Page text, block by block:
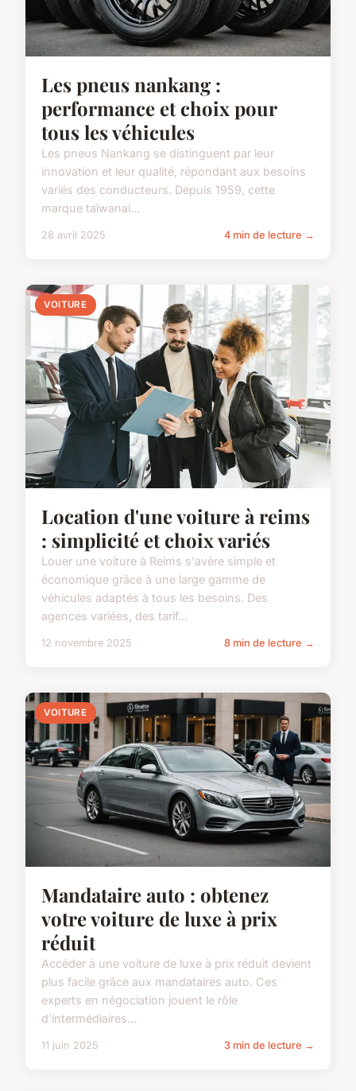
Les pneus nankang :
performance et choix pour
tous les véhicules
Les pneus Nankang se distinguent par leur
innovation et leur qualité, répondant aux besoins
variés des conducteurs. Depuis 1959, cette
marque taïwanai...
28 avril 2025 4 min de lecture →
VOITURE
Location d'une voiture à reims
: simplicité et choix variés
Louer une voiture à Reims s'avère simple et
économique grâce à une large gamme de
véhicules adaptés à tous les besoins. Des
agences variées, des tarif...
12 novembre 2025 8 min de lecture →
VOITURE
Mandataire auto : obtenez
votre voiture de luxe à prix
réduit
Accéder à une voiture de luxe à prix réduit devient
plus facile grâce aux mandataires auto. Ces
experts en négociation jouent le rôle
d'intermédiaires...
11 juin 2025 3 min de lecture →